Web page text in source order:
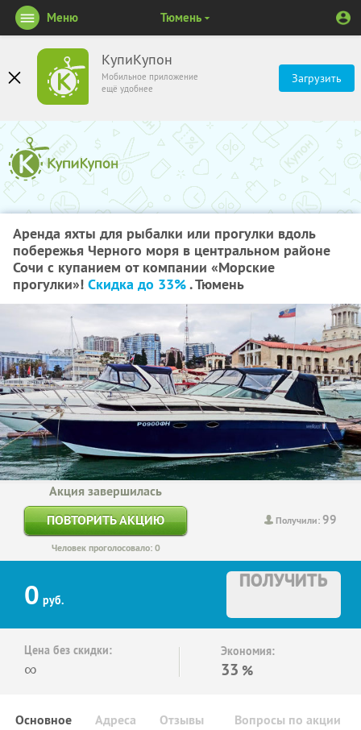
КупиКупон
Мобильное приложение
ещё удобнее
Загрузить
Меню Тюмень
Аренда яхты для рыбалки или прогулки вдоль
побережья Черного моря в центральном районе
Сочи с купанием от компании «Морские
прогулки»! Скидка до 33%. Тюмень
Получили:99
Акция завершилась
ПОВТОРИТЬ АКЦИЮ
Человек проголосовало: 0
0 руб.
ПОЛУЧИТЬ
Цена без скидки:
∞
Экономия:
33 %
Основное Отзывы Вопросы по акции
Адреса